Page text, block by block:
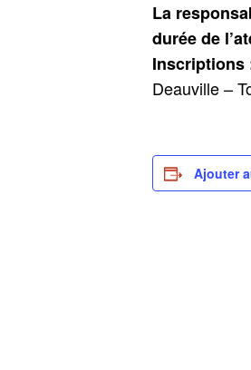
La
durée de
Inscriptions
Deauville –
Ajouter